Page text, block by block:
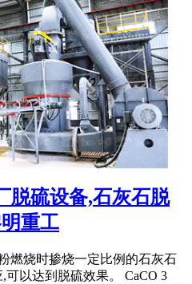
脱硫设备,石灰石脱
重工
燃烧时掺烧一定比例的石灰石
以达到脱硫效果。 CaCO 3